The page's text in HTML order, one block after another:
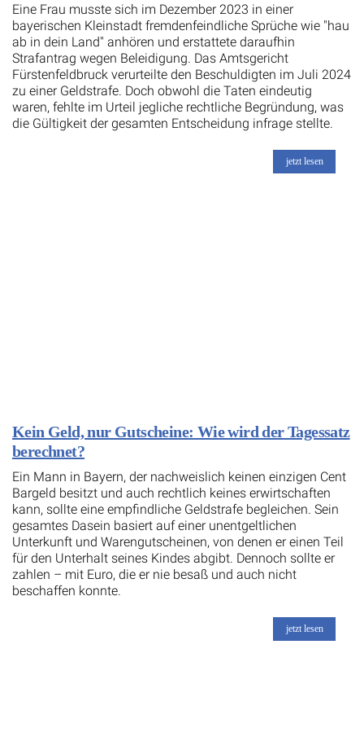
Eine Frau musste sich im Dezember 2023 in einer
bayerischen Kleinstadt fremdenfeindliche Sprüche wie "hau
ab in dein Land" anhören und erstattete daraufhin
Strafantrag wegen Beleidigung. Das Amtsgericht
Fürstenfeldbruck verurteilte den Beschuldigten im Juli 2024
zu einer Geldstrafe. Doch obwohl die Taten eindeutig
waren, fehlte im Urteil jegliche rechtliche Begründung, was
die Gültigkeit der gesamten Entscheidung infrage stellte.
jetzt lesen
Kein Geld, nur Gutscheine: Wie wird der Tagessatz
berechnet?
Ein Mann in Bayern, der nachweislich keinen einzigen Cent
Bargeld besitzt und auch rechtlich keines erwirtschaften
kann, sollte eine empfindliche Geldstrafe begleichen. Sein
gesamtes Dasein basiert auf einer unentgeltlichen
Unterkunft und Warengutscheinen, von denen er einen Teil
für den Unterhalt seines Kindes abgibt. Dennoch sollte er
zahlen – mit Euro, die er nie besaß und auch nicht
beschaffen konnte.
jetzt lesen